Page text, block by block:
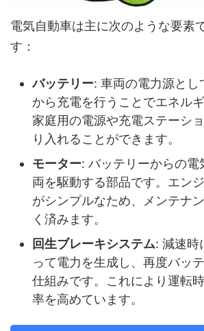
電気自動車は主に次のような要素
す：
バッテリー: 車両の電力源とし
から充電を行うことでエネル
家庭用の電源や充電ステーシ
り入れることができます。
モーター: バッテリーからの電
両を駆動する部品です。エン
がシンプルなため、メンテナ
く済みます。
回生ブレーキシステム: 減速時
って電力を生成し、再度バッ
仕組みです。これにより運転
率を高めています。